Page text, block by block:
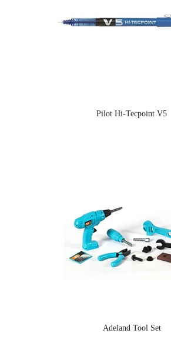
Pilot Hi-Tecpoint V5
Adeland Tool Set